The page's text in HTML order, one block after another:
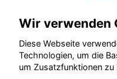
©
Wir verwenden
Diese Webseite
Technologien, um die
um Zusatzfunktionen zu